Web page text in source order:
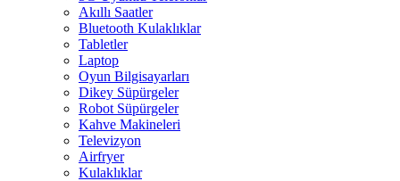
Akıllı Saatler
Bluetooth Kulaklıklar
Tabletler
Laptop
Oyun Bilgisayarları
Dikey Süpürgeler
Robot Süpürgeler
Kahve Makineleri
Televizyon
Airfryer
Kulaklıklar